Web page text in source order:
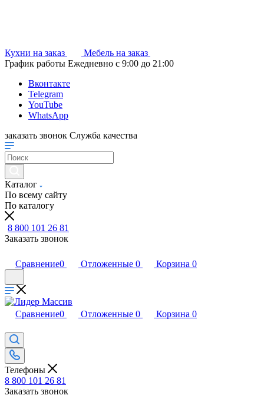
Кухни на заказ
Мебель на заказ
График работы Ежедневно с 9:00 до 21:00
Вконтакте
Telegram
YouTube
WhatsApp
заказать звонок Служба качества
Каталог
По всему сайту
По каталогу
8 800 101 26 81
Заказать звонок
Сравнение0 Отложенные 0 Корзина 0
Сравнение0 Отложенные 0 Корзина 0
Телефоны
8 800 101 26 81
Заказать звонок